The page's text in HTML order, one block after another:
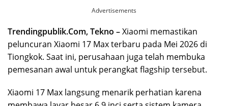
Advertisements
Trendingpublik.Com, Tekno –Xiaomi memastikan
peluncuran Xiaomi 17 Max terbaru pada Mei 2026 di
Tiongkok. Saat ini, perusahaan juga telah membuka
pemesanan awal untuk perangkat flagship tersebut.
Xiaomi 17 Max langsung menarik perhatian karena